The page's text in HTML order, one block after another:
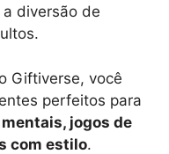
diversão de
Giftiverse, você
perfeitos para
jogos de
com estilo.